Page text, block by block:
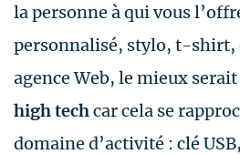
la personne à qui vous
personnalisé, stylo, t-shirt,
agence Web, le mieux
high techcar cela se
domaine d’activité : clé